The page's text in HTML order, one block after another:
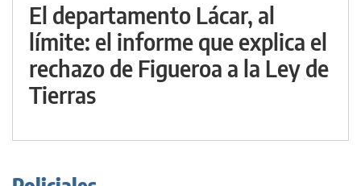
El departamento Lácar, al
límite: el informe que explica el
rechazo de Figueroa a la Ley de
Tierras